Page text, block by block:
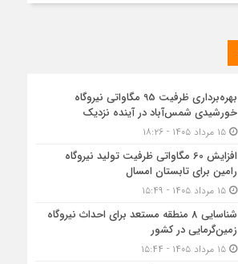
بهره‌برداری ظرفیت 95 مگاواتی نیروگاه
خورشیدی شمس‌آباد در آینده نزدیک
۱۵ مرداد ۱۴۰۵ - ۱۸:۲۶
افزایش 60 مگاواتی ظرفیت تولید نیروگاه
رامین برای تابستان امسال
۱۵ مرداد ۱۴۰۵ - ۱۵:۴۹
شناسایی 8 منطقه مستعد برای احداث نیروگاه
زمین‌گرمایی در کشور
۱۵ مرداد ۱۴۰۵ - ۱۵:۴۴